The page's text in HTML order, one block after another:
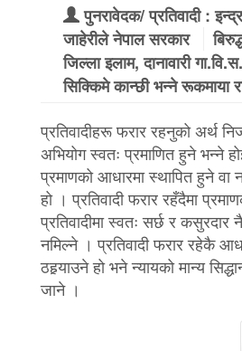
पुनरावेदक/ प्रतिवादी :
जाहेरीले नेपाल सरकार
जिल्ला इलाम, दानावारी
सिक्किमे कान्छी भन्ने रूकमाया
प्रतिवादीहरू फरार रहनुको अर्थ
अभियोग स्वतः प्रमाणित हुने भन्ने
प्रमाणको आधारमा स्थापित हुने वा
हो । प्रतिवादी फरार रहँदैमा
प्रतिवादीमा स्वतः सर्छ र कसुरदार
नमिल्ने । प्रतिवादी फरार रहेकै
ठहर्‍याउने हो भने न्यायको मान्य
जाने ।